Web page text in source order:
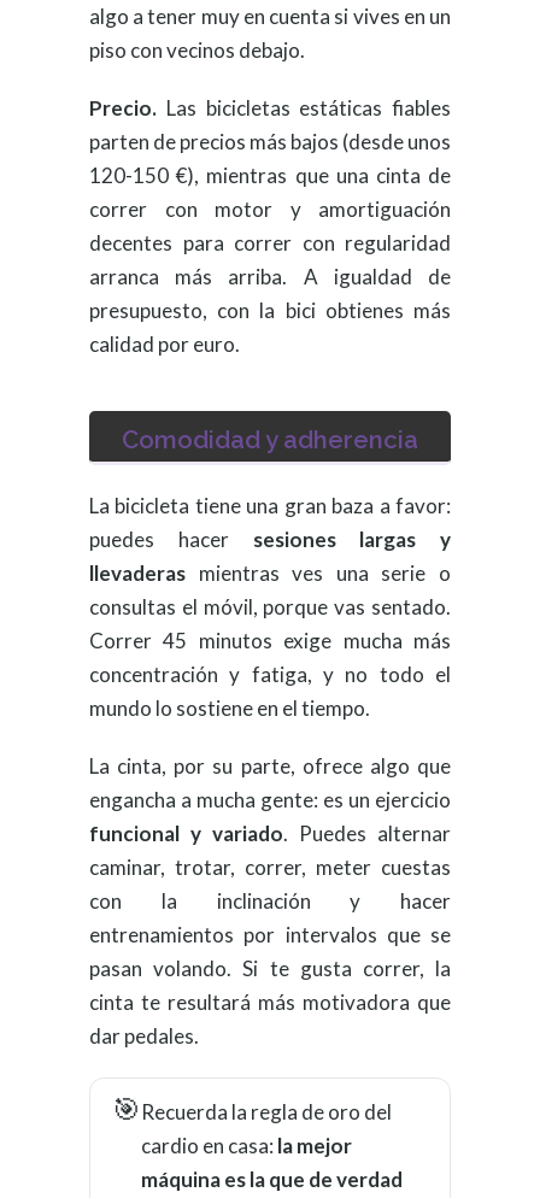
algo a tener muy en cuenta si vives en un
piso con vecinos debajo.
Precio. Las bicicletas estáticas fiables
parten de precios más bajos (desde unos
120-150 €), mientras que una cinta de
correr con motor y amortiguación
decentes para correr con regularidad
arranca más arriba. A igualdad de
presupuesto, con la bici obtienes más
calidad por euro.
Comodidad y adherencia
La bicicleta tiene una gran baza a favor:
puedes hacer sesiones largas y
llevaderas mientras ves una serie o
consultas el móvil, porque vas sentado.
Correr 45 minutos exige mucha más
concentración y fatiga, y no todo el
mundo lo sostiene en el tiempo.
La cinta, por su parte, ofrece algo que
engancha a mucha gente: es un ejercicio
funcional y variado. Puedes alternar
caminar, trotar, correr, meter cuestas
con la inclinación y hacer
entrenamientos por intervalos que se
pasan volando. Si te gusta correr, la
cinta te resultará más motivadora que
dar pedales.
🎯 Recuerda la regla de oro del
cardio en casa: la mejor
máquina es la que de verdad